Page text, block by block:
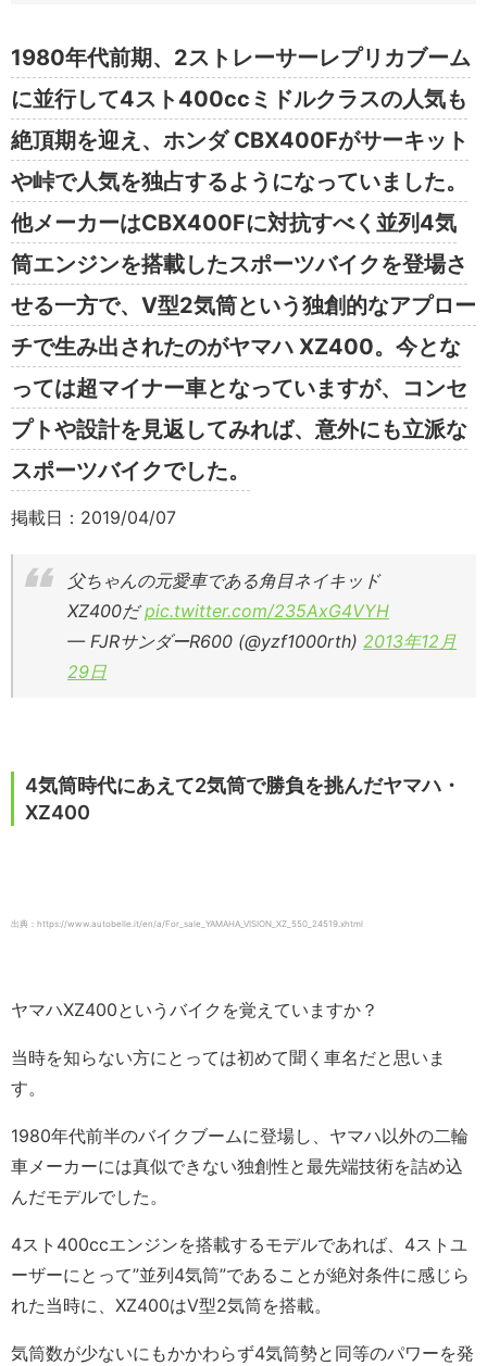
1980年代前期、2ストレーサーレプリカブーム
に並行して4スト400ccミドルクラスの人気も
絶頂期を迎え、ホンダ CBX400Fがサーキット
や峠で人気を独占するようになっていました。
他メーカーはCBX400Fに対抗すべく並列4気
筒エンジンを搭載したスポーツバイクを登場さ
せる一方で、V型2気筒という独創的なアプロー
チで生み出されたのがヤマハ XZ400。今とな
っては超マイナー車となっていますが、コンセ
プトや設計を見返してみれば、意外にも立派な
スポーツバイクでした。
掲載日：2019/04/07
父ちゃんの元愛車である角目ネイキッド
XZ400だpic.twitter.com/235AxG4VYH
— FJRサンダーR600 (@yzf1000rth) 2013年12月
29日
4気筒時代にあえて2気筒で勝負を挑んだヤマハ・
XZ400
出典：https://www.autobelle.it/en/a/For_sale_YAMAHA_VISION_XZ_550_24519.xhtml
ヤマハXZ400というバイクを覚えていますか？
当時を知らない方にとっては初めて聞く車名だと思いま
す。
1980年代前半のバイクブームに登場し、ヤマハ以外の二輪
車メーカーには真似できない独創性と最先端技術を詰め込
んだモデルでした。
4スト400ccエンジンを搭載するモデルであれば、4ストユ
ーザーにとって”並列4気筒”であることが絶対条件に感じら
れた当時に、XZ400はV型2気筒を搭載。
気筒数が少ないにもかかわらず4気筒勢と同等のパワーを発